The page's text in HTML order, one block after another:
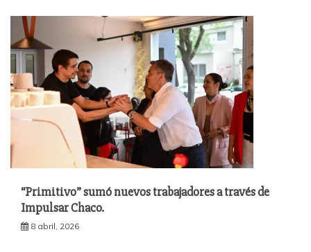
“Primitivo” sumó nuevos trabajadores a través de
Impulsar Chaco.
8 abril, 2026